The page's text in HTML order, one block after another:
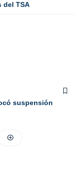
del TSA
suspensión